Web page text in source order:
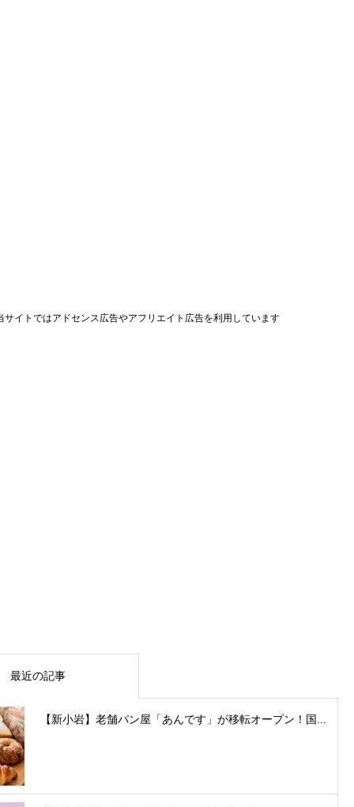
サイトではアドセンス広告やアフリエイト広告を利用しています
最近の記事
【新小岩】老舗パン屋「あんです」が移転オープン！国...